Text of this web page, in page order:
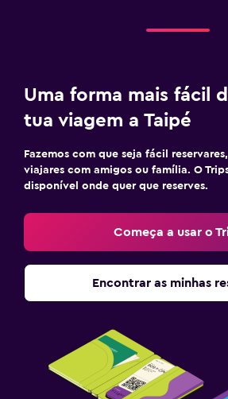
Uma forma mais fácil
tua viagem a Taipé
Fazemos com que seja fácil
viajares com amigos ou família. O
disponível onde quer que reserves.
Começa a usar o
Encontrar as minhas